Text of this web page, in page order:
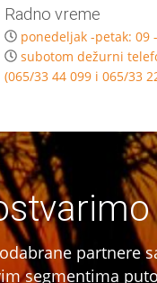
Radno vreme
ponedeljak -petak: 09
subotom dežurni
(065/33 44 099 i 065/33
partnere
segmentima